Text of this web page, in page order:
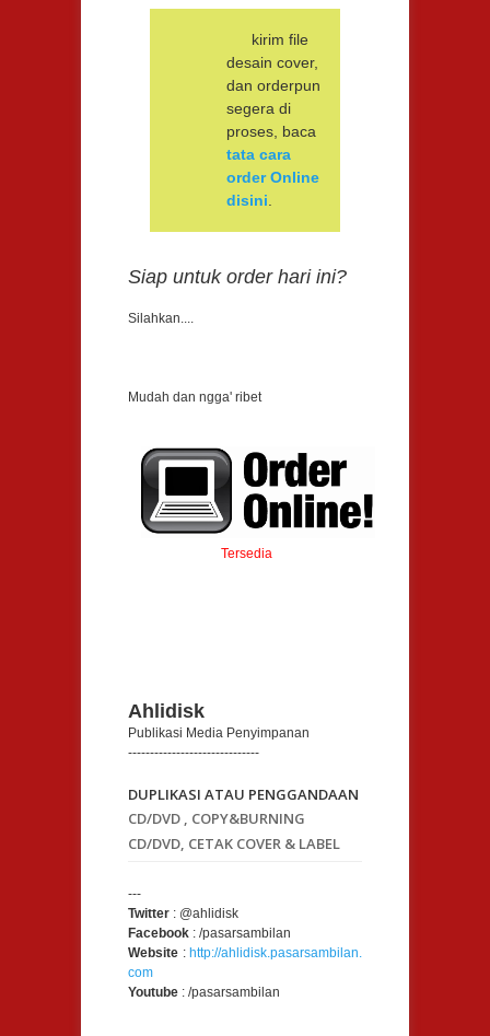
kirim file
desain cover,
dan orderpun
segera di
proses, baca
tata cara
order Online
disini
Siap untuk order hari ini?
Silahkan....
Mudah dan ngga' ribet
Tersedia
Ahlidisk
Publikasi Media Penyimpanan
------------------------------
DUPLIKASI ATAU PENGGANDAAN
CD/DVD , COPY&BURNING
CD/DVD, CETAK COVER & LABEL
CD/DVD, DUPLIKASI FLASHDISK
UNTUK MATERI SEMINAR.
---
Twitter : @ahlidisk
Facebook : /pasarsambilan
Website : http://ahlidisk.pasarsambilan.
com
Youtube : /pasarsambilan